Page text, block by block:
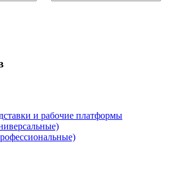
и рабочие платформы